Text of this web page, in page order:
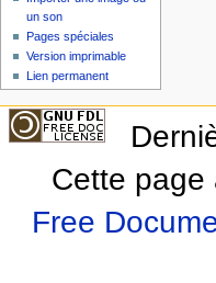
un son
Pages spéciales
Version imprimable
Lien permanent
Cette page
Free